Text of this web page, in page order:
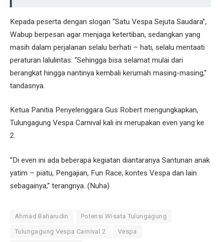
Kepada peserta dengan slogan “Satu Vespa Sejuta Saudara”,
Wabup berpesan agar menjaga ketertiban, sedangkan yang
masih dalam perjalanan selalu berhati – hati, selalu mentaati
peraturan lalulintas. “Sehingga bisa selamat mulai dari
berangkat hingga nantinya kembali kerumah masing-masing,”
tandasnya.
Ketua Panitia Penyelenggara Gus Robert mengungkapkan,
Tulungagung Vespa Carnival kali ini merupakan even yang ke
2.
“Di even ini ada beberapa kegiatan diantaranya Santunan anak
yatim – piatu, Pengajian, Fun Race, kontes Vespa dan lain
sebagainya,” terangnya. (Nuha)
Ahmad Baharudin Potensi Wisata Tulungagung
Tulungagung Vespa Carnival 2 Vespa